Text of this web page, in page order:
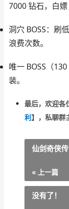
7000 钻石，白嫖
洞穴 BOSS：刷
浪费次数。
唯一 BOSS（130
装。
最后，欢迎各
利 】 ，私聊群
仙剑奇侠
« 上一篇
没有了！